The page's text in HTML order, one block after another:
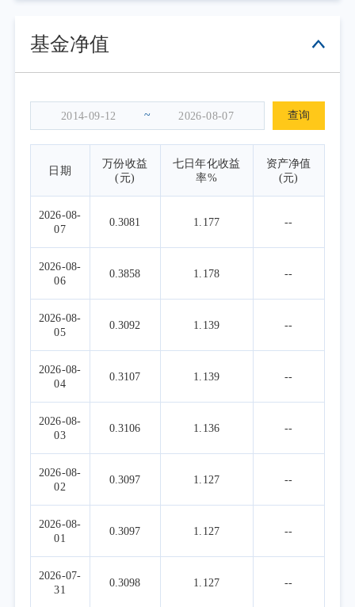
基金净值
~ 查询
日期
万份收益
(元)
七日年化收益
率%
资产净值
(元)
2026-08-
07
0.3081 1.177 --
2026-08-
06
0.3858 1.178 --
2026-08-
05
0.3092 1.139 --
2026-08-
04
0.3107 1.139 --
2026-08-
03
0.3106 1.136 --
2026-08-
02
0.3097 1.127 --
2026-08-
01
0.3097 1.127 --
2026-07-
31
0.3098 1.127 --